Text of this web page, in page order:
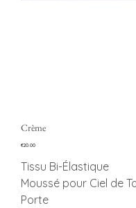
Crème
Price
€20.00
Tissu Bi-Élastique
Moussé pour Ciel de
Porte